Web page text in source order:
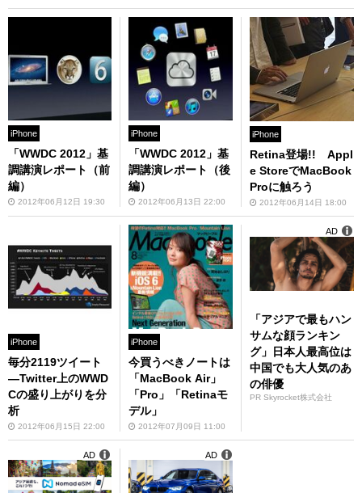
iPhone
「WWDC 2012」基
調講演レポート（前
編）
2012年06月12日 19:30
iPhone
「WWDC 2012」基
調講演レポート（後
編）
2012年06月13日 22:00
iPhone
Retina登場!! Appl
e StoreでMacBook
Proに触ろう
2012年06月14日 18:00
iPhone
毎分2119ツイート
—Twitter上のWWD
Cの盛り上がりを分
析
2012年06月15日 22:00
iPhone
今買うべきノートは
「MacBook Air」
「Pro」「Retinaモ
デル」
2012年07月09日 11:00
「アジアで最もハン
サムな顔ランキン
グ」日本人最高位は
中国でも大人気のあ
の俳優
PR Skyrocket株式会社
AD
AD AD